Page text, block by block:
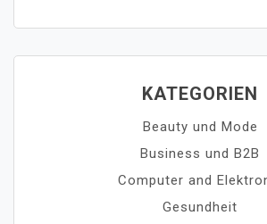
KATEGORIEN
Beauty und Mode
Business und B2B
Computer and
Gesundheit